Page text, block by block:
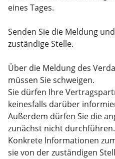
eines Tages.
Senden Sie die Meldung
zuständige Stelle.
Über die Meldung des
müssen Sie schweigen.
Sie dürfen Ihre
keinesfalls darüber
Außerdem dürfen Sie die
zunächst nicht durchführen.
Konkrete Informationen
sie von der zuständigen